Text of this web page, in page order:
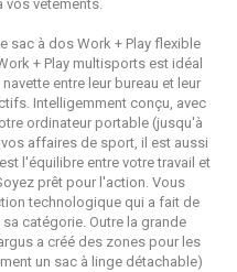
vos vêtements.
sac à dos Work + Play flexible
+ Play multisports est idéal
entre leur bureau et leur
Intelligemment conçu, avec
ordinateur portable (jusqu'à
affaires de sport, il est aussi
l'équilibre entre votre travail et
prêt pour l'action. Vous
technologique qui a fait de
catégorie. Outre la grande
a créé des zones pour les
un sac à linge détachable)